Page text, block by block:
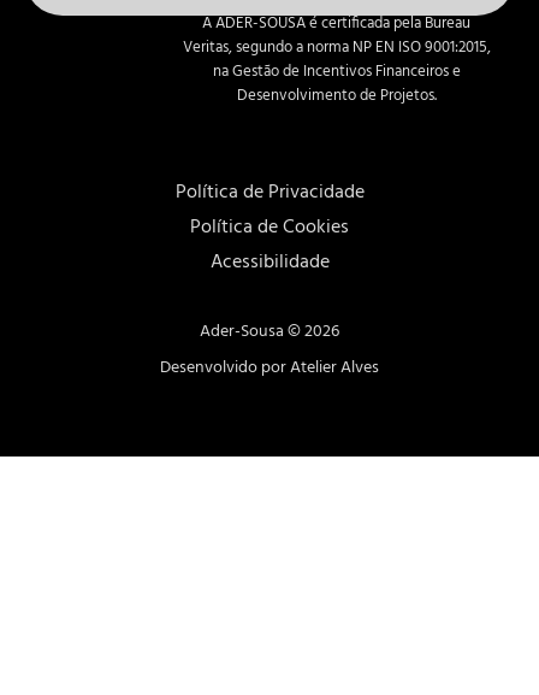
A ADER-SOUSA é certificada pela Bureau
Veritas, segundo a norma NP EN ISO 9001:2015,
na Gestão de Incentivos Financeiros e
Desenvolvimento de Projetos.
Política de Privacidade
Política de Cookies
Acessibilidade
Ader-Sousa ©2026
Desenvolvido por Atelier Alves